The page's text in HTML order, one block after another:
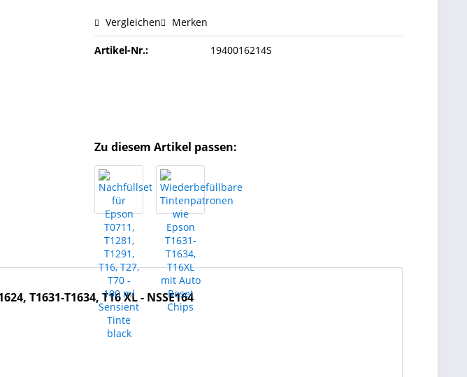
Vergleichen Merken
Artikel-Nr.: 1940016214S
Zu diesem Artikel passen:
T1631-T1634, T16 XL- NSSE164